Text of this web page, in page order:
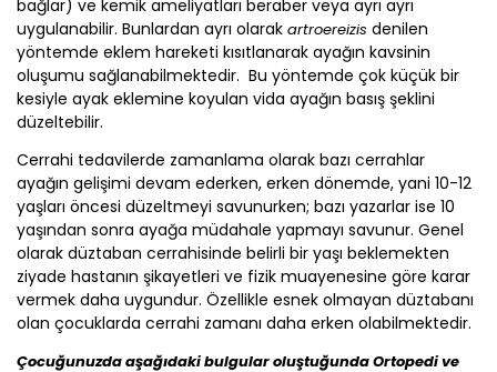
bağlar) ve kemik ameliyatları beraber veya ayrı ayrı
uygulanabilir. Bunlardan ayrı olarak artroereizis denilen
yöntemde eklem hareketi kısıtlanarak ayağın kavsinin
oluşumu sağlanabilmektedir. Bu yöntemde çok küçük bir
kesiyle ayak eklemine koyulan vida ayağın basış şeklini
düzeltebilir.
Cerrahi tedavilerde zamanlama olarak bazı cerrahlar
ayağın gelişimi devam ederken, erken dönemde, yani 10-12
yaşları öncesi düzeltmeyi savunurken; bazı yazarlar ise 10
yaşından sonra ayağa müdahale yapmayı savunur. Genel
olarak düztaban cerrahisinde belirli bir yaşı beklemekten
ziyade hastanın şikayetleri ve fizik muayenesine göre karar
vermek daha uygundur. Özellikle esnek olmayan düztabanı
olan çocuklarda cerrahi zamanı daha erken olabilmektedir.
Çocuğunuzda aşağıdaki bulgular oluştuğunda Ortopedi ve